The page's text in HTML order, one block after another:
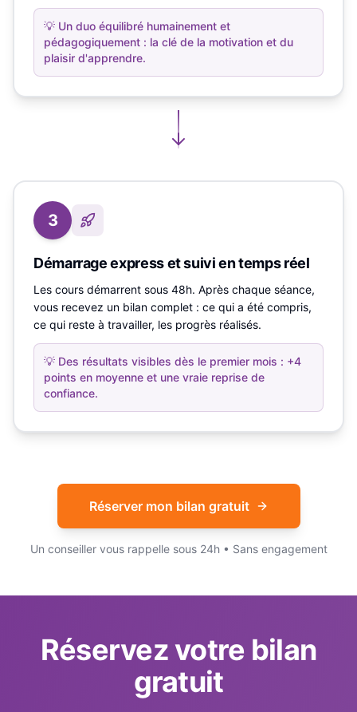
💡 Un duo équilibré humainement et
pédagogiquement : la clé de la motivation et du
plaisir d'apprendre.
3
Démarrage express et suivi en temps réel
Les cours démarrent sous 48h. Après chaque séance,
vous recevez un bilan complet : ce qui a été compris,
ce qui reste à travailler, les progrès réalisés.
💡 Des résultats visibles dès le premier mois : +4
points en moyenne et une vraie reprise de
confiance.
Réserver mon bilan gratuit
Un conseiller vous rappelle sous 24h • Sans engagement
Réservez votre bilan
gratuit